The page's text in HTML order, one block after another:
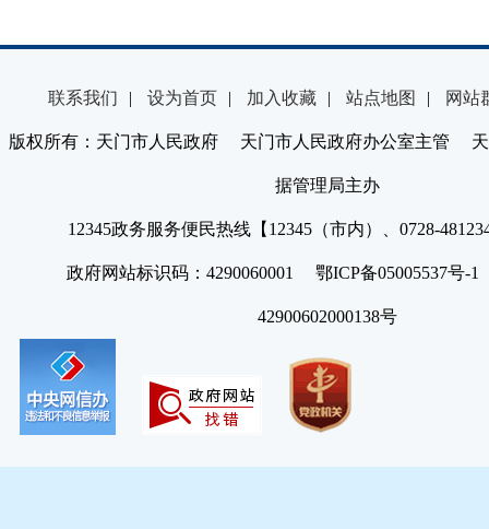
联系我们 | 设为首页 | 加入收藏 | 站点地图 | 网站
版权所有：天门市人民政府 天门市人民政府办公室主管 天
据管理局主办
12345政务服务便民热线【12345（市内）、0728-
政府网站标识码：4290060001 鄂ICP备05005537号
42900602000138号